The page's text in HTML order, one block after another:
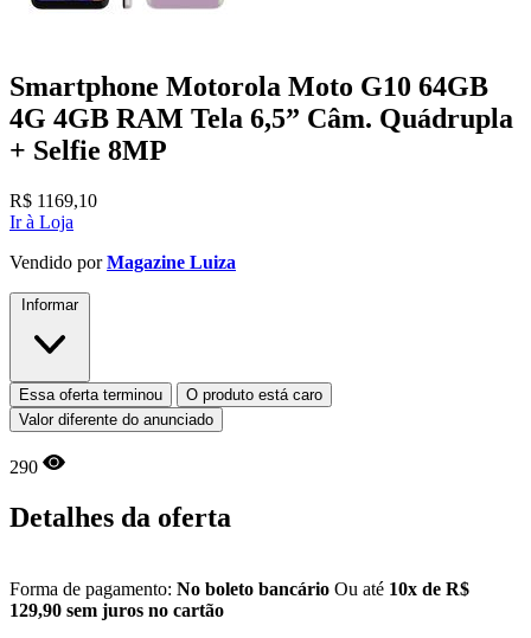
Smartphone Motorola Moto G10 64GB
4G 4GB RAM Tela 6,5” Câm. Quádrupla
+ Selfie 8MP
R$ 1169,10
Ir à Loja
Vendido porMagazine Luiza
Informar
Essa oferta terminou
O produto está caro
Valor diferente do anunciado
290
Detalhes da oferta
Forma de pagamento: No boleto bancário Ou até 10x de R$
129,90 sem juros no cartão